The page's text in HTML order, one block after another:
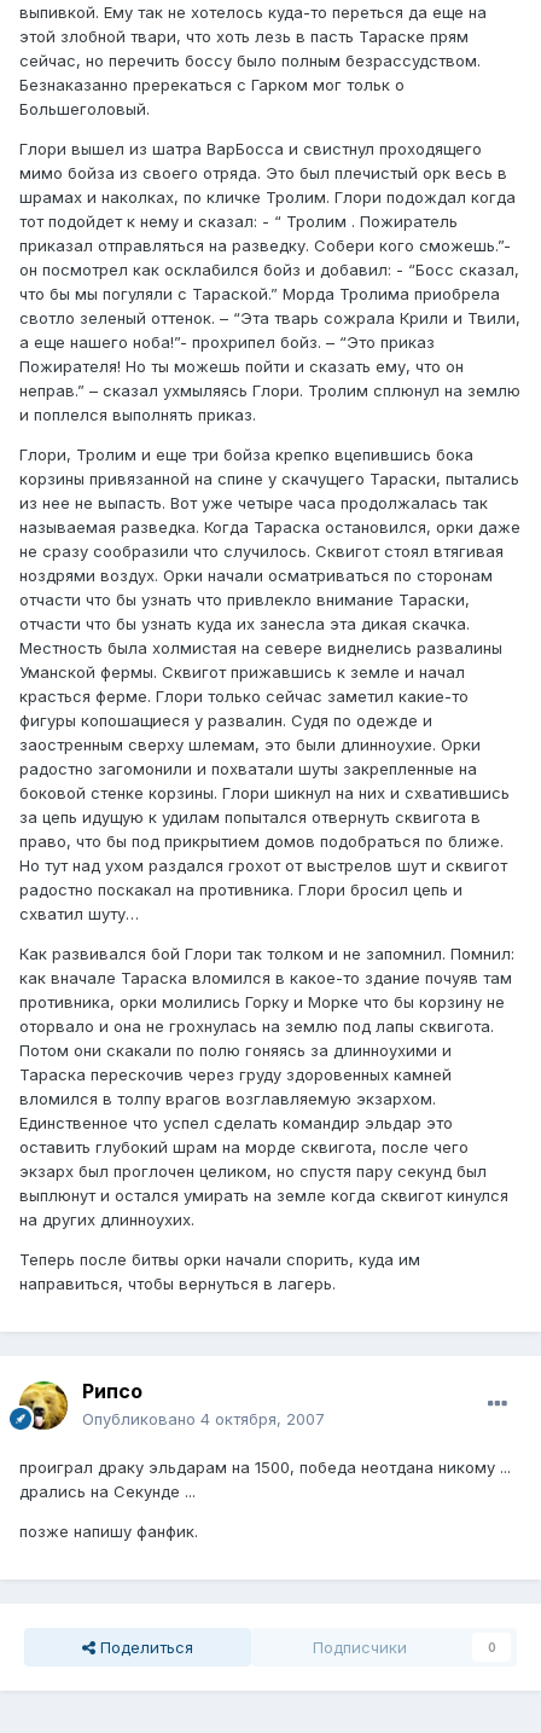
выпивкой. Ему так не хотелось куда-то переться да еще на
этой злобной твари, что хоть лезь в пасть Тараске прям
сейчас, но перечить боссу было полным безрассудством.
Безнаказанно пререкаться с Гарком мог тольк о
Большеголовый.
Глори вышел из шатра ВарБосса и свистнул проходящего
мимо бойза из своего отряда. Это был плечистый орк весь в
шрамах и наколках, по кличке Тролим. Глори подождал когда
тот подойдет к нему и сказал: - “ Тролим . Пожиратель
приказал отправляться на разведку. Собери кого сможешь.”-
он посмотрел как осклабился бойз и добавил: - “Босс сказал,
что бы мы погуляли с Тараской.” Морда Тролима приобрела
свотло зеленый оттенок. – “Эта тварь сожрала Крили и Твили,
а еще нашего ноба!”- прохрипел бойз. – “Это приказ
Пожирателя! Но ты можешь пойти и сказать ему, что он
неправ.” – сказал ухмыляясь Глори. Тролим сплюнул на землю
и поплелся выполнять приказ.
Глори, Тролим и еще три бойза крепко вцепившись бока
корзины привязанной на спине у скачущего Тараски, пытались
из нее не выпасть. Вот уже четыре часа продолжалась так
называемая разведка. Когда Тараска остановился, орки даже
не сразу сообразили что случилось. Сквигот стоял втягивая
ноздрями воздух. Орки начали осматриваться по сторонам
отчасти что бы узнать что привлекло внимание Тараски,
отчасти что бы узнать куда их занесла эта дикая скачка.
Местность была холмистая на севере виднелись развалины
Уманской фермы. Сквигот прижавшись к земле и начал
красться ферме. Глори только сейчас заметил какие-то
фигуры копошащиеся у развалин. Судя по одежде и
заостренным сверху шлемам, это были длинноухие. Орки
радостно загомонили и похватали шуты закрепленные на
боковой стенке корзины. Глори шикнул на них и схватившись
за цепь идущую к удилам попытался отвернуть сквигота в
право, что бы под прикрытием домов подобраться по ближе.
Но тут над ухом раздался грохот от выстрелов шут и сквигот
радостно поскакал на противника. Глори бросил цепь и
схватил шуту…
Как развивался бой Глори так толком и не запомнил. Помнил:
как вначале Тараска вломился в какое-то здание почуяв там
противника, орки молились Горку и Морке что бы корзину не
оторвало и она не грохнулась на землю под лапы сквигота.
Потом они скакали по полю гоняясь за длинноухими и
Тараска перескочив через груду здоровенных камней
вломился в толпу врагов возглавляемую экзархом.
Единственное что успел сделать командир эльдар это
оставить глубокий шрам на морде сквигота, после чего
экзарх был проглочен целиком, но спустя пару секунд был
выплюнут и остался умирать на земле когда сквигот кинулся
на других длинноухих.
Теперь после битвы орки начали спорить, куда им
направиться, чтобы вернуться в лагерь.
Рипсо
Опубликовано 4 октября, 2007
проиграл драку эльдарам на 1500, победа неотдана никому ...
дрались на Секунде ...
позже напишу фанфик.
Поделиться Подписчики 0